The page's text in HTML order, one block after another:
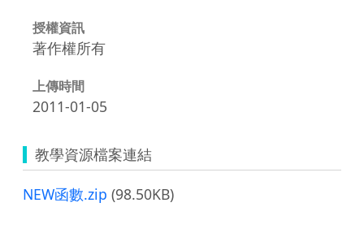
授權資訊
著作權所有
上傳時間
2011-01-05
教學資源檔案連結
NEW函數.zip (98.50KB)